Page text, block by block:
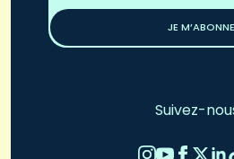
JE M’ABONNE
Suivez-